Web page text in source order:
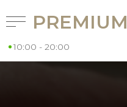
PREMIUM
10:00 - 20:00